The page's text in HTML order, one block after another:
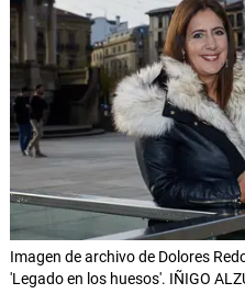
Imagen de archivo de Dolores
'Legado en los huesos'. IÑIGO